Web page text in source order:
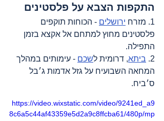
התקפות הצבא על פלסטינים
1. מזרח ירושלים - הכוחות תוקפים
פלסטינים מחוץ למתחם אל אקצא בזמן
התפילה.
2. ביתא, דרומית לשכם - עימותים במהלך
המחאה השבועיח על גזל אדמות ג׳בל
ס׳ביח.
https://video.wixstatic.com/video/9241ed_a9
8c6a5c44af43359e5d2a9c8ffcba61/480p/mp